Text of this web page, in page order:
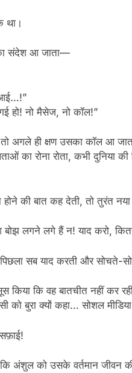
था।
संदेश आ जाता—
आई…!”
हो! नो मैसेज, नो कॉल!”
तो अगले ही क्षण उसका कॉल आ
का रोना रोता, कभी दुनिया की
होने की बात कह देती, तो तुरंत
बोझ लगने लगे हैं न! याद करो,
सब याद करती और सोचते-
किया कि वह बातचीत नहीं कर
को बुरा क्यों कहा… सोशल
अंशुल को उसके वर्तमान जीवन